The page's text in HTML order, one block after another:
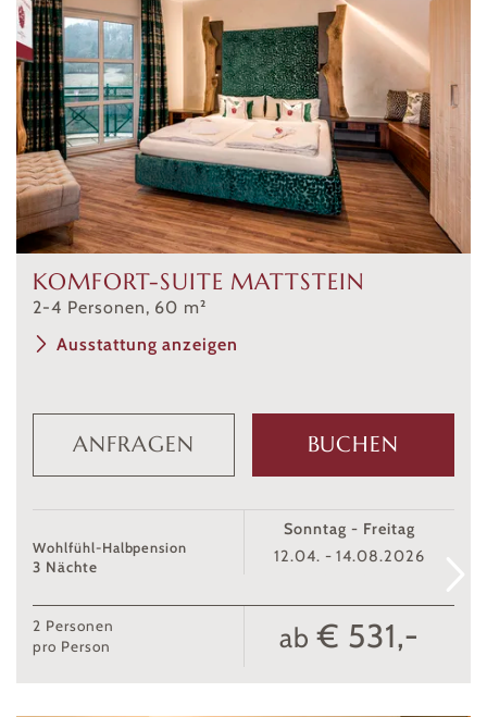
KOMFORT-SUITE MATTSTEIN
2-4 Personen, 60 m²
Ausstattung anzeigen
ANFRAGEN BUCHEN
Wohlfühl-Halbpension
3 Nächte
Sonntag - Freitag
12.04. - 14.08.2026
2 Personen
pro Person
ab € 531,-